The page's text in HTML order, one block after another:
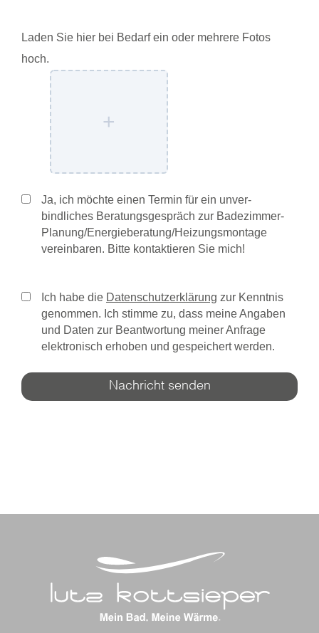
Laden Sie hier bei Bedarf ein oder mehrere Fotos
hoch.
+
Ja, ich möchte einen Termin für ein unver­
bindliches Beratungsgespräch zur Bade­zimmer-
Planung/­Energieberatung/­Heizungsmontage
vereinbaren. Bitte kontak­tieren Sie mich!
Ich habe die Datenschutzerklärung zur Kenntnis
genommen. Ich stimme zu, dass meine Angaben
und Daten zur Beantwortung meiner Anfrage
elektronisch erhoben und gespeichert werden.